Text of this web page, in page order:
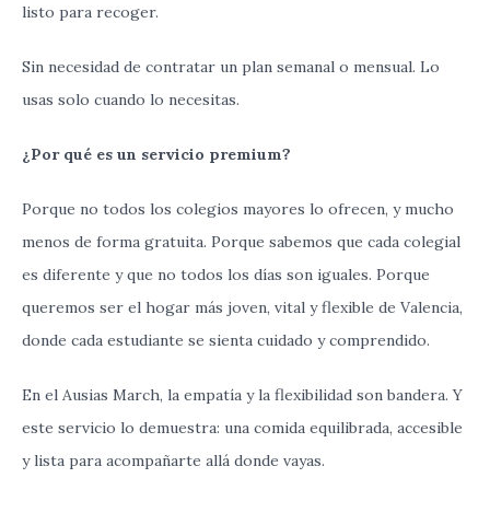
listo para recoger.
Sin necesidad de contratar un plan semanal o mensual. Lo
usas solo cuando lo necesitas.
¿Por qué es un servicio premium?
Porque no todos los colegios mayores lo ofrecen, ymucho
menos de forma gratuita. Porque sabemos que cada colegial
es diferente yque no todos los días son iguales. Porque
queremos ser el hogar más joven, vital yflexible de Valencia,
donde cada estudiante se sienta cuidado ycomprendido.
En el Ausias March, la empatía yla flexibilidad sonbandera.Y
este servicio lo demuestra: una comida equilibrada, accesible
ylista para acompañarte allá donde vayas.